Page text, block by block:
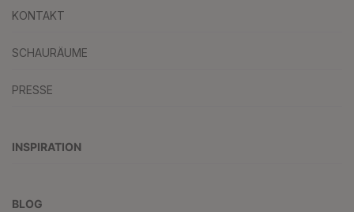
KONTAKT
SCHAURÄUME
PRESSE
INSPIRATION
BLOG